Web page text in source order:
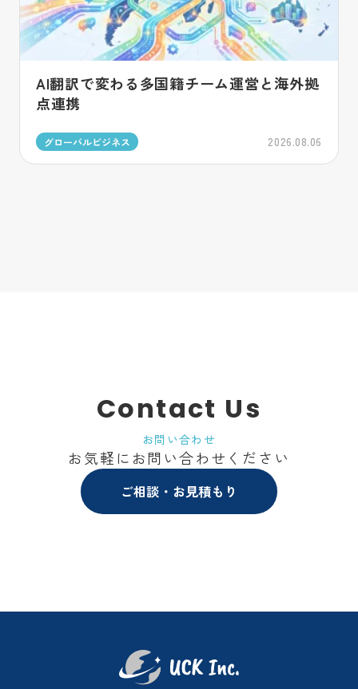
AI翻訳で変わる多国籍チーム運営と海外拠
点連携
グローバルビジネス 2026.08.06
Contact Us
お問い合わせ
お気軽にお問い合わせください
ご相談・お見積もり